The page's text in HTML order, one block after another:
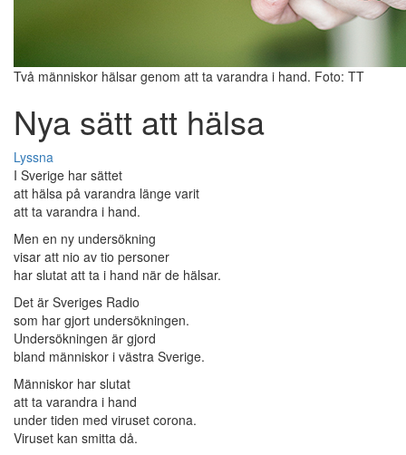
Två människor hälsar genom att ta varandra i hand. Foto: TT
Nya sätt att hälsa
Lyssna
I Sverige har sättet
att hälsa på varandra länge varit
att ta varandra i hand.
Men en ny undersökning
visar att nio av tio personer
har slutat att ta i hand när de hälsar.
Det är Sveriges Radio
som har gjort undersökningen.
Undersökningen är gjord
bland människor i västra Sverige.
Människor har slutat
att ta varandra i hand
under tiden med viruset corona.
Viruset kan smitta då.